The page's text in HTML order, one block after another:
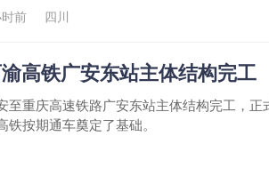
前 四川
高铁广安东站主体结构完工
至重庆高速铁路广安东站主体结构完工，
铁按期通车奠定了基础。